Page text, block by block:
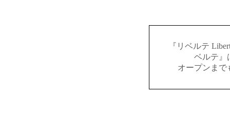
『リベルテ
ベルテ』
オープンまで